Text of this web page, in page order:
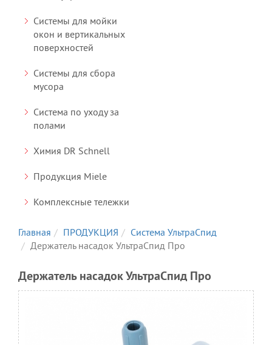
Системы для мойки
окон и вертикальных
поверхностей
Системы для сбора
мусора
Система по уходу за
полами
Химия DR Schnell
Продукция Miele
Комплексные тележки
Главная ПРОДУКЦИЯ
Система УльтраСпид
Держатель насадок УльтраСпид Про
Держатель насадок УльтраСпид Про